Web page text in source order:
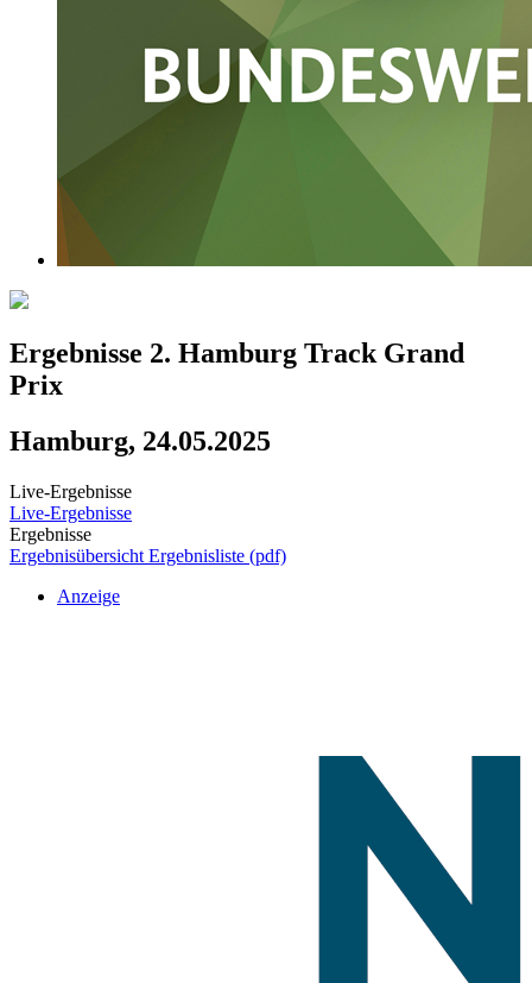
Ergebnisse 2. Hamburg Track Grand
Prix
Hamburg, 24.05.2025
Live-Ergebnisse
Live-Ergebnisse
Ergebnisse
Ergebnisübersicht Ergebnisliste (pdf)
Anzeige